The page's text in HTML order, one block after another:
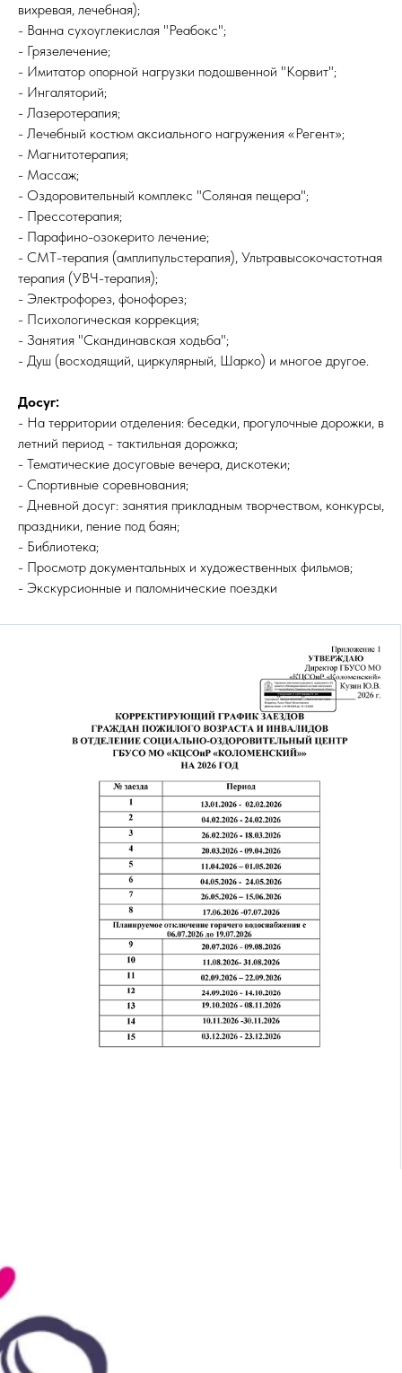
вихревая, лечебная);
- Ванна сухоуглекислая "Реабокс";
- Грязелечение;
- Имитатор опорной нагрузки подошвенной "Корвит";
- Ингаляторий;
- Лазеротерапия;
- Лечебный костюм аксиального нагружения «Регент»;
- Магнитотерапия;
- Массаж;
- Оздоровительный комплекс "Соляная пещера";
- Прессотерапия;
- Парафино-озокерито лечение;
- СМТ-терапия (амплипульстерапия), Ультравысокочастотная
терапия (УВЧ-терапия);
- Электрофорез, фонофорез;
- Психологическая коррекция;
- Занятия "Скандинавская ходьба";
- Душ (восходящий, циркулярный, Шарко) и многое другое.
Досуг:
- На территории отделения: беседки, прогулочные дорожки, в
летний период - тактильная дорожка;
- Тематические досуговые вечера, дискотеки;
- Спортивные соревнования;
- Дневной досуг: занятия прикладным творчеством, конкурсы,
праздники, пение под баян;
- Библиотека;
- Просмотр документальных и художественных фильмов;
- Экскурсионные и паломнические поездки